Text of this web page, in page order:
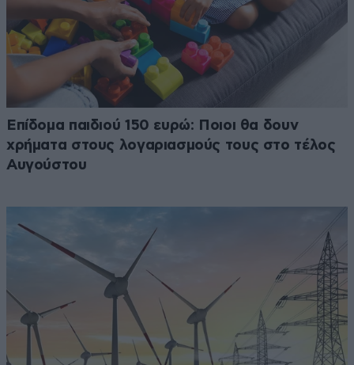
Επίδομα παιδιού 150 ευρώ: Ποιοι θα δουν
χρήματα στους λογαριασμούς τους στο τέλος
Αυγούστου